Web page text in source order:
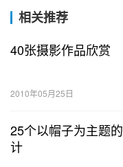
相关推荐
40张摄影作品欣赏
2010年05月25日
25个以帽子为主题
计